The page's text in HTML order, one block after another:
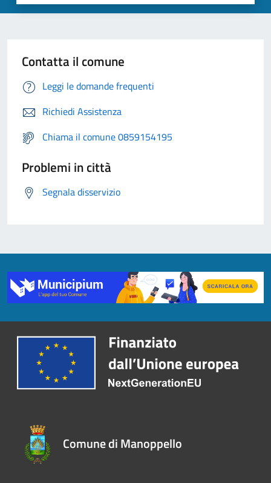
Contatta il comune
Leggi le domande frequenti
Richiedi Assistenza
Chiama il comune 0859154195
Problemi in città
Segnala disservizio
Comune di Manoppello